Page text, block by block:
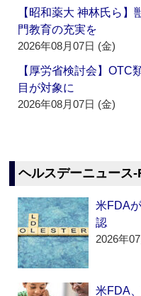
【昭和薬大 神林氏ら
門教育の充実を
2026年08月07日 (金)
【厚労省検討会】OTC
目が対象に
2026年08月07日 (金)
ヘルスデーニュース
米FDA
認
2026年
米FDA